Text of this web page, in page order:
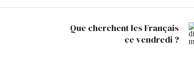
Que cherchent les Français
ce vendredi ?